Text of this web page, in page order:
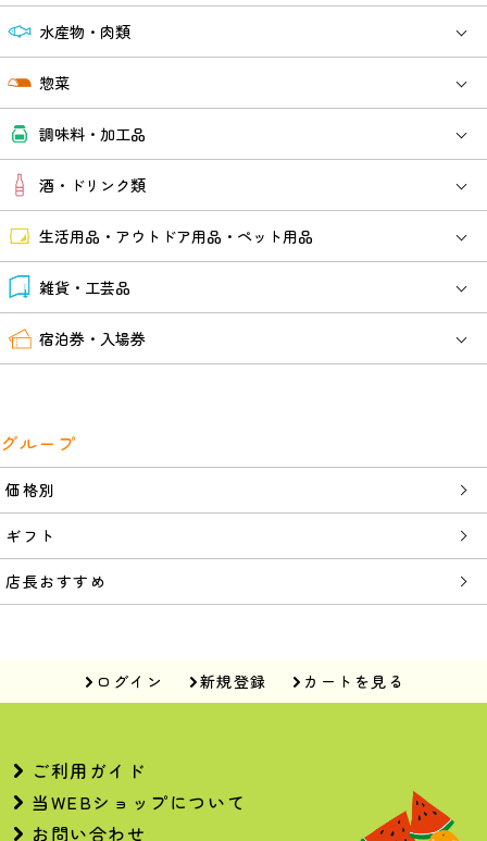
水産物・肉類
惣菜
調味料・加工品
酒・ドリンク類
生活用品・アウトドア用品・ペット用品
雑貨・工芸品
宿泊券・入場券
グループ
価格別
ギフト
店長おすすめ
ログイン 新規登録 カートを見る
ご利用ガイド
当WEBショップについて
お問い合わせ